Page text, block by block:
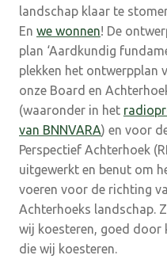
landschap klaar te
En we wonnen! De
plan ‘Aardkundig
plekken het ontwerpplan
onze Board en
(waaronder in het
van BNNVARA) en voor
Perspectief Achterhoek
uitgewerkt en benut om
voeren voor de richting
Achterhoeks landschap.
wij koesteren, goed door
die wij koesteren.